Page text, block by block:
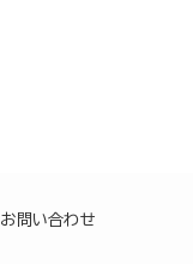
お問い合わせ